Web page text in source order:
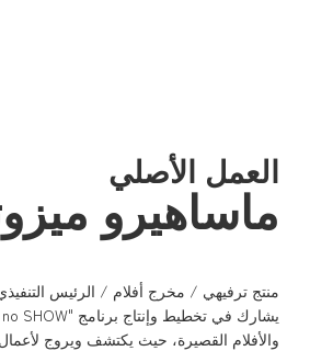
العمل الأصلي
ماساهيرو
والأفلام القصيرة، حيث يكتشف ويروج